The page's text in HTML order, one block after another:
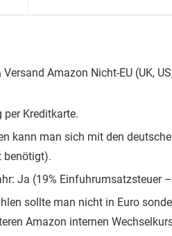
Amazon Nicht-EU (UK,
per Kreditkarte.
kann man sich mit den
benötigt).
Ja (19% Einfuhrumsatzsteuer
sollte man nicht in Euro
Amazon internen